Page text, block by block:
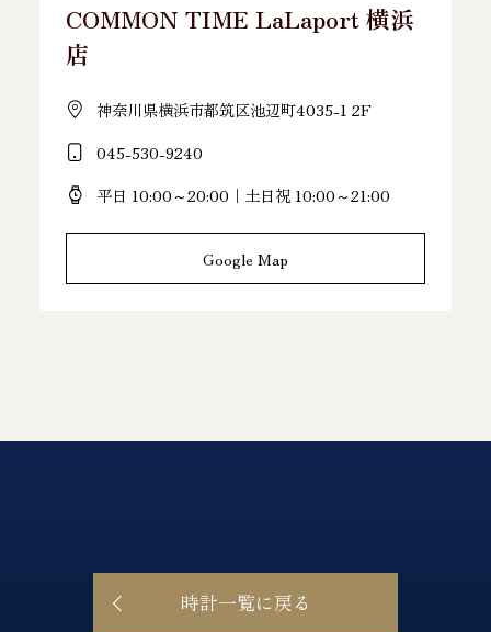
COMMON TIME LaLaport 横浜
店
神奈川県横浜市都筑区池辺町4035-1 2F
045-530-9240
平日 10:00～20:00｜土日祝 10:00～21:00
Google Map
時計一覧に戻る